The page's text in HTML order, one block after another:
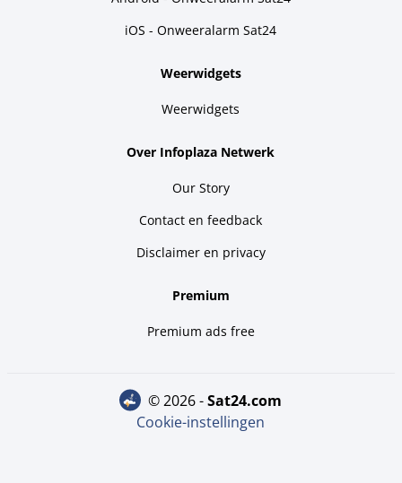
iOS - Onweeralarm Sat24
Weerwidgets
Weerwidgets
Over Infoplaza Netwerk
Our Story
Contact en feedback
Disclaimer en privacy
Premium
Premium ads free
© 2026 - sat24.com
Cookie-instellingen